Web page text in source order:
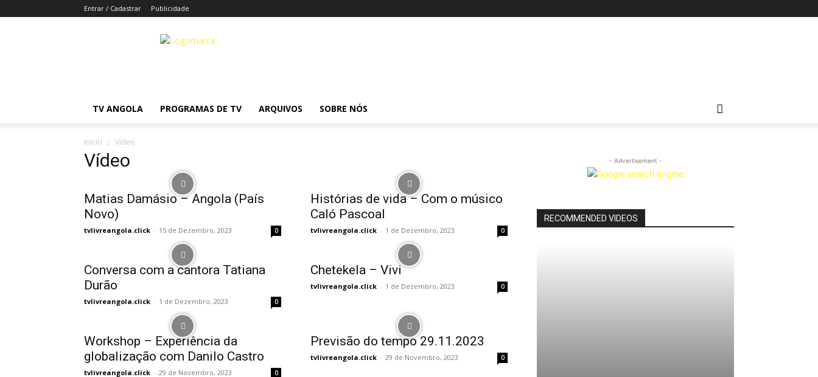
Entrar / Cadastrar Publicidade
tvlivreangola.click
TV ANGOLA PROGRAMAS DE TV ARQUIVOS SOBRE NÓS
Início Vídeo
Vídeo
Matias Damásio – Angola (País
Novo)
tvlivreangola.click - 15 de Dezembro, 2023 0
Histórias de vida – Com o músico
Caló Pascoal
tvlivreangola.click - 1 de Dezembro, 2023 0
Conversa com a cantora Tatiana
Durão
tvlivreangola.click - 1 de Dezembro, 2023 0
Chetekela – Vivi
tvlivreangola.click - 1 de Dezembro, 2023 0
Workshop – Experiência da
globalização com Danilo Castro
tvlivreangola.click - 29 de Novembro, 2023 0
Previsão do tempo 29.11.2023
tvlivreangola.click - 29 de Novembro, 2023 0
- Advertisement -
RECOMMENDED VIDEOS